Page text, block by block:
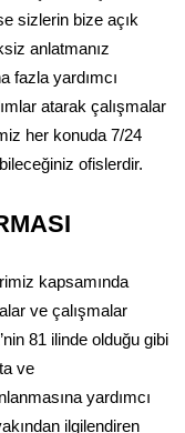
sizlerin bize açık
anlatmanız
fazla yardımcı
atarak çalışmalar
her konuda 7/24
ofislerdir.
kapsamında
ve çalışmalar
81 ilinde olduğu gibi
ve
yardımcı
ilgilendiren